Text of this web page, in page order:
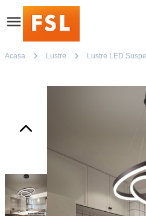
Acasa Lustre Lustre LED